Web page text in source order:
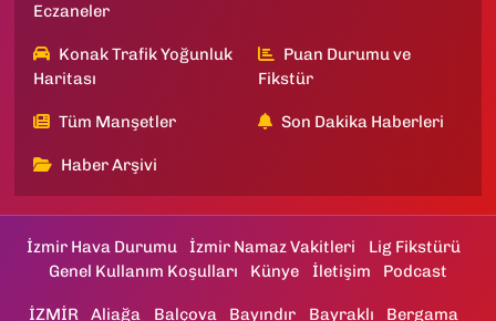
Eczaneler
Konak Trafik Yoğunluk
Haritası
Puan Durumu ve
Fikstür
Tüm Manşetler Son Dakika Haberleri
Haber Arşivi
İzmir Hava Durumu İzmir Namaz Vakitleri
Lig Fikstürü
Genel Kullanım Koşulları
Künye İletişim Podcast
İZMİR Aliağa Balçova Bayındır Bayraklı Bergama